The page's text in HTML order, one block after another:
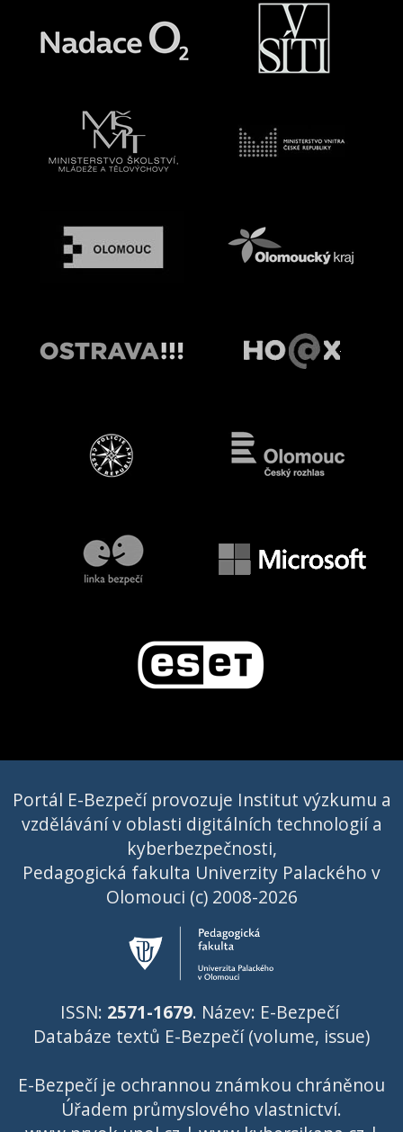
Portál E-Bezpečí provozuje Institut výzkumu a
vzdělávání v oblasti digitálních technologií a
kyberbezpečnosti,
Pedagogická fakulta Univerzity Palackého v
Olomouci (c) 2008-2026
ISSN: 2571-1679. Název: E-Bezpečí
Databáze textů E-Bezpečí (volume, issue)
E-Bezpečí je ochrannou známkou chráněnou
Úřadem průmyslového vlastnictví.